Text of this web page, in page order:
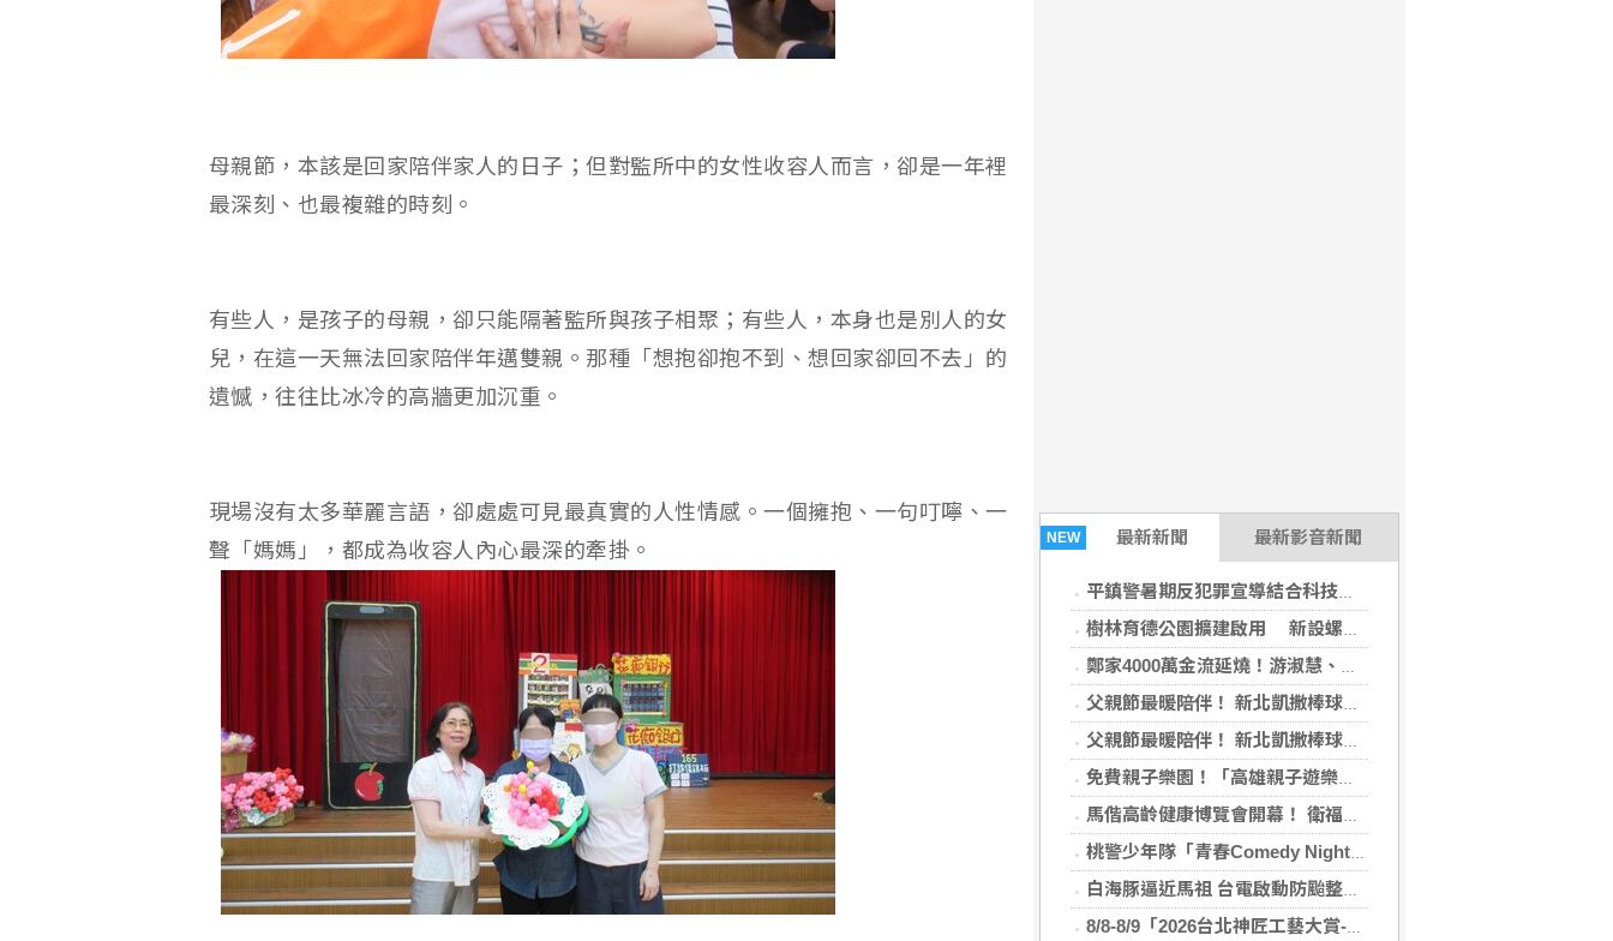
NEW 最新新聞 最新影音新聞
平鎮警暑期反犯罪宣導結合科技跳格子 帶領青少年「跳」過犯罪陷阱
樹林育德公園擴建啟用 新設螺旋滑梯優化路網
鄭家4000萬金流延燒！游淑慧、徐巧芯、楊智妤接力追問：2190萬去哪了？
父親節最暖陪伴！ 新北凱撒棒球隊化身棒球爸爸 陪家扶孩子揮出夢想
父親節最暖陪伴！ 新北凱撒棒球隊化身棒球爸爸 陪家扶孩子揮出夢想
免費親子樂園！「高雄親子遊樂園區」開幕
馬偕高齡健康博覽會開幕！ 衛福部長親臨力挺
桃警少年隊「青春Comedy Night」 用脫口秀翻轉犯罪預防
白海豚逼近馬祖 台電啟動防颱整備 呼籲民眾嚴防強風吹落物
8/8-8/9「2026台北神匠工藝大賞-萬馬奔騰」於剝皮寮展出 DIY、走讀、賞工藝，探索百年佛具文化
母親節，本該是回家陪伴家人的日子；但對監所中的女性收容人而言，卻是一年裡
最深刻、也最複雜的時刻。
有些人，是孩子的母親，卻只能隔著監所與孩子相聚；有些人，本身也是別人的女
兒，在這一天無法回家陪伴年邁雙親。那種「想抱卻抱不到、想回家卻回不去」的
遺憾，往往比冰冷的高牆更加沉重。
現場沒有太多華麗言語，卻處處可見最真實的人性情感。一個擁抱、一句叮嚀、一
聲「媽媽」，都成為收容人內心最深的牽掛。